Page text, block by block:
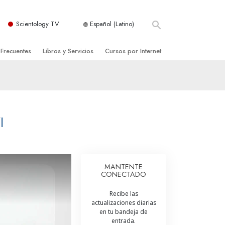
Scientology TV Español (Latino)
de Scientology
Libros y Servicios
Introductorias
Iniciales
Cursos por Internet
Ayudas para Enfermedades y Lesiones
La Integridad y la Honestidad
La Escala Tonal Emocional
MANTENTE
CONECTADO
Recibe las
actualizaciones diarias
en tu bandeja de
entrada.